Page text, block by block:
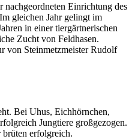
Einrichtung des
gleichen Jahr gelingt im
in einer tiergärtnerischen
Zucht von Feldhasen.
von Steinmetzmeister Rudolf
Bei Uhus, Eichhörnchen,
Jungtiere großgezogen.
erfolgreich.